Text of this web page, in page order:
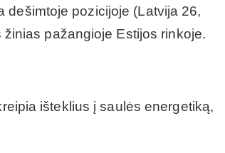
dešimtoje pozicijoje (Latvija 26,
žinias pažangioje Estijos rinkoje.
išteklius į saulės energetiką,